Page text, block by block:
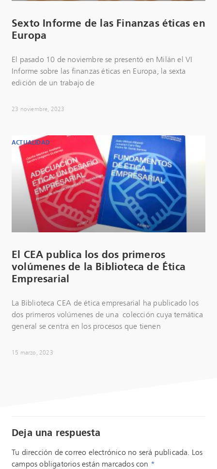
Sexto Informe de las Finanzas éticas en
Europa
El pasado 10 de noviembre se presentó en Milán el VI
Informe sobre las finanzas éticas en Europa, la sexta
edición de un trabajo de
23 noviembre, 2023
ACTUALIDAD
El CEA publica los dos primeros
volúmenes de la Biblioteca de Ética
Empresarial
La Biblioteca CEA de ética empresarial ha publicado los
dos primeros volúmenes de una colección cuya temática
general se centra en los procesos que tienen
15 marzo, 2023
Deja una respuesta
Tu dirección de correo electrónico no será publicada. Los
campos obligatorios están marcados con *